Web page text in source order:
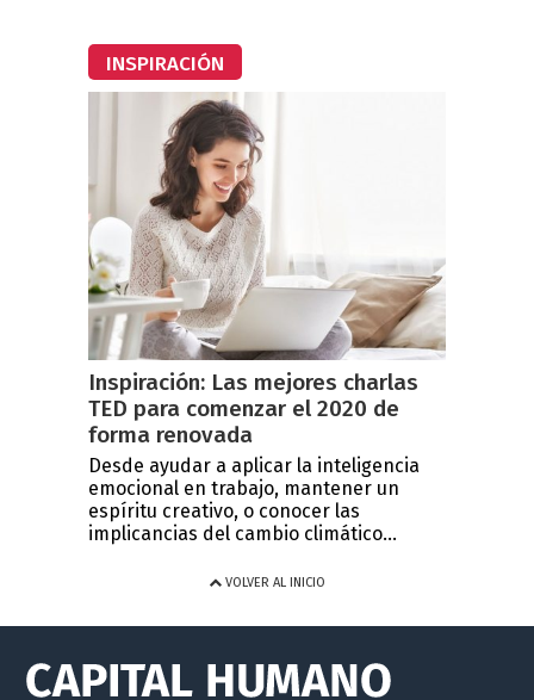
INSPIRACIÓN
Inspiración: Las mejores charlas
TED para comenzar el 2020 de
forma renovada
Desde ayudar a aplicar la inteligencia
emocional en trabajo, mantener un
espíritu creativo, o conocer las
implicancias del cambio climático...
VOLVER AL INICIO